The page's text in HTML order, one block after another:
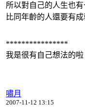
所以對自己的人生也
比同年齡的人還要有成
****************
我是很有自己想法的啦
嘯月
2007-11-12 13:15